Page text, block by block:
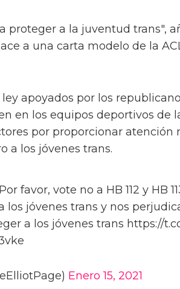
proteger a la juventud trans",
a una carta modelo de la
ley apoyados por los
en los equipos deportivos de
por proporcionar atención
a los jóvenes trans.
favor, vote no a HB 112 y HB
los jóvenes trans y nos
a los jóvenes trans https://
Enero 15, 2021